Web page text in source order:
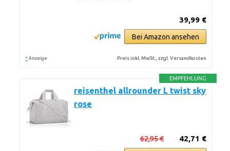
39,99 €
Bei Amazon ansehen
* Anzeige Preis inkl. MwSt., zzgl. Versandkosten
EMPFEHLUNG
reisenthel allrounder L twist sky
rose
42,71 €
62,95 €